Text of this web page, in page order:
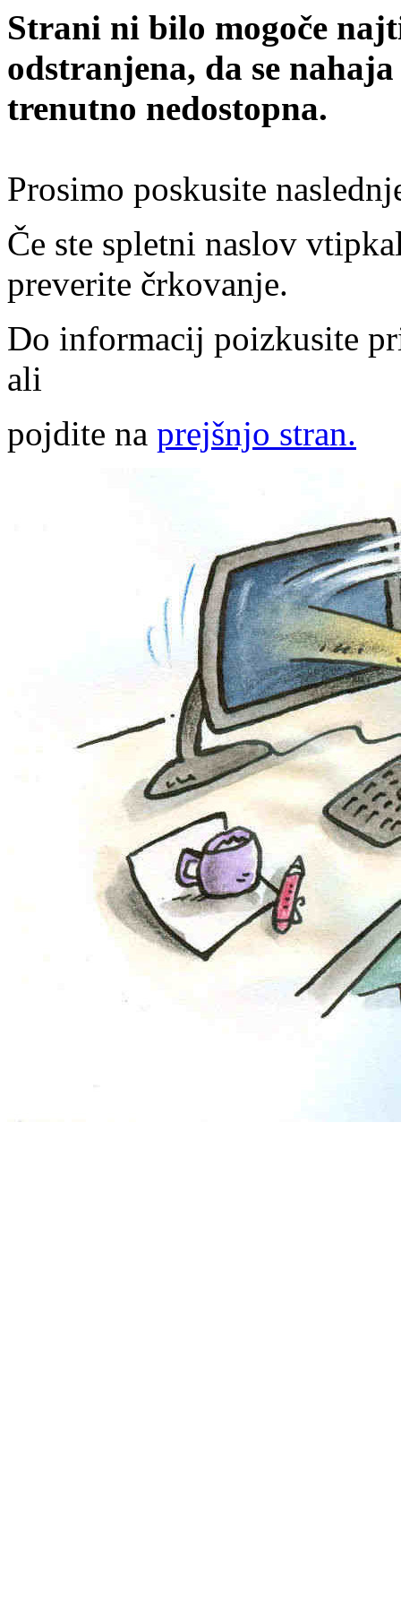
Strani ni bilo mogoče
odstranjena, da se
trenutno nedostopna.
Prosimo poskusite
Če ste spletni naslov
preverite črkovanje.
Do informacij poizkusite
ali
pojdite na prejšnjo stran.